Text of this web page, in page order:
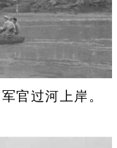
官过河上岸。